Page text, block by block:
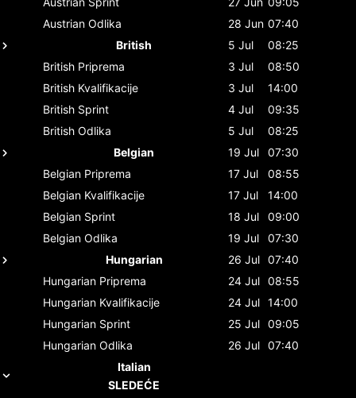
Austrian Odlika 28 Jun 07:40
British
5 Jul
08:25
British Priprema 3 Jul
08:50
British Kvalifikacije 3 Jul
14:00
British Sprint 4 Jul
09:35
British Odlika 5 Jul
08:25
Belgian
19 Jul
07:30
Belgian Priprema 17 Jul
08:55
Belgian Kvalifikacije 17 Jul
14:00
Belgian Sprint 18 Jul
09:00
Belgian Odlika 19 Jul
07:30
Hungarian
26 Jul 07:40
Hungarian Priprema 24 Jul 08:55
Hungarian Kvalifikacije 24 Jul 14:00
Hungarian Sprint 25 Jul 09:05
Hungarian Odlika 26 Jul 07:40
Italian
SLEDEĆE